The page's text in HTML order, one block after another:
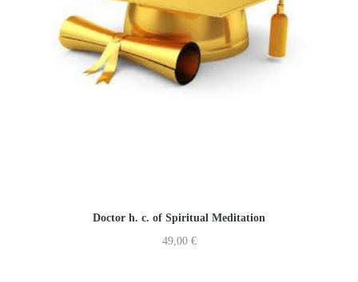
Doctor h. c. of Spiritual Meditation
49,00 €